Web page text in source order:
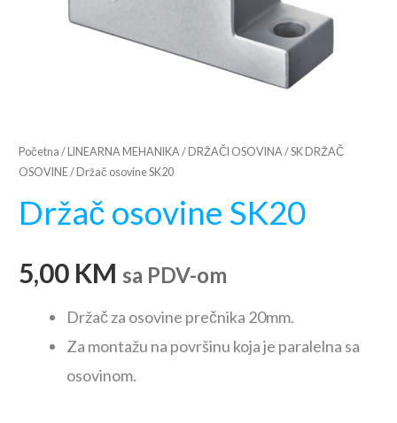
Početna /LINEARNA MEHANIKA /DRŽAČI OSOVINA /SK DRŽAČ
OSOVINE/ Držač osovine SK20
Držač osovine SK20
5,00 KM sa PDV-om
Držač za osovine prečnika 20mm.
Za montažu na površinu koja je paralelna sa
osovinom.